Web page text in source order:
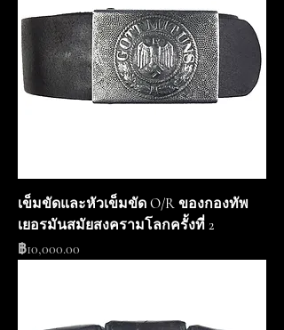
เข็มขัดและหัวเข็มขัด O/R ของกองทัพ
เยอรมันสมัยสงครามโลกครั้งที่ 2
ราคา
฿10,000.00